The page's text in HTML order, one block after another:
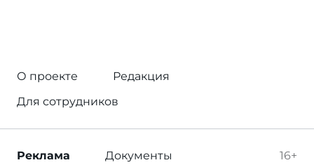
О проекте
Редакция
Для сотрудников
16+
Реклама Документы